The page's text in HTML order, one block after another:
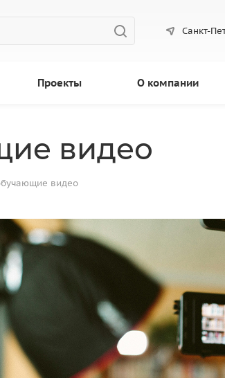
Санкт-
Проекты О компании
видео
видео